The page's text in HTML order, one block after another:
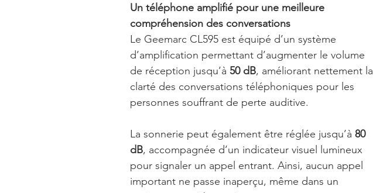
Un téléphone amplifié pour une meilleure
compréhension des conversations
Le Geemarc CL595 est équipé d’un système
d’amplification permettant d’augmenter le volume
de réception jusqu’à 50 dB, améliorant nettement la
clarté des conversations téléphoniques pour les
personnes souffrant de perte auditive.
La sonnerie peut également être réglée jusqu’à 80
dB, accompagnée d’un indicateur visuel lumineux
pour signaler un appel entrant. Ainsi, aucun appel
important ne passe inaperçu, même dans un